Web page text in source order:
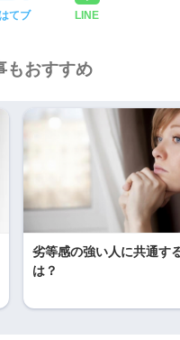
てブ LINE
もおすすめ
劣等感の強い人に共通す
は？